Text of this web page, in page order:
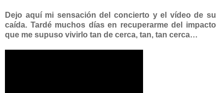
Dejo aquí mi sensación del concierto y el vídeo de su
caída. Tardé muchos días en recuperarme del impacto
que me supuso vivirlo tan de cerca, tan, tan cerca…